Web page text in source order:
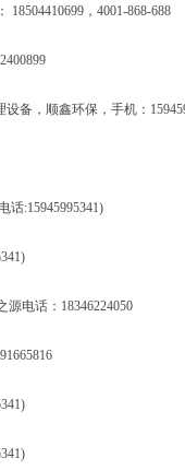
，4001-868-688
备，顺鑫环保，手机：
话:15945995341)
电话：18346224050